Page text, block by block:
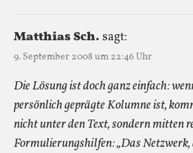
Matthias Sch. sagt:
9. September 2008 um 22:46 Uhr
Die Lösung ist doch ganz einfach:
persönlich geprägte Kolumne ist,
nicht unter den Text, sondern mitten
Formulierungshilfen: „Das Netzwerk,